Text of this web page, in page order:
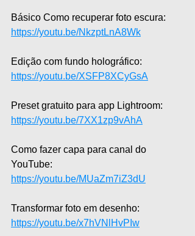
Básico Como recuperar foto escura:
https://youtu.be/NkzptLnA8Wk
Edição com fundo holográfico:
https://youtu.be/XSFP8XCyGsA
Preset gratuito para app Lightroom:
https://youtu.be/7XX1zp9vAhA
Como fazer capa para canal do
YouTube:
https://youtu.be/MUaZm7iZ3dU
Transformar foto em desenho:
https://youtu.be/x7hVNlHvPIw